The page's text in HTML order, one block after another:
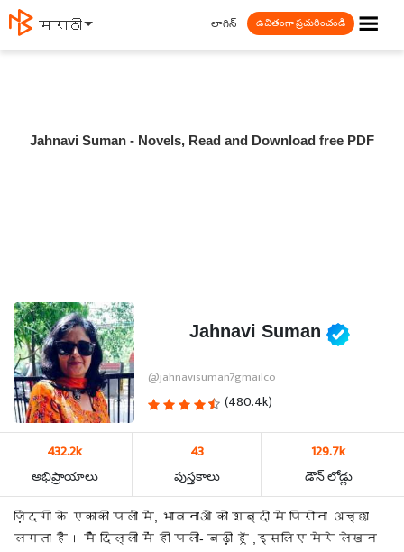
मराठी ☰
లాగిన్ ఉచితంగా ప్రచురించండి
Jahnavi Suman - Novels, Read and Download free PDF
Jahnavi Suman
@jahnavisuman7gmailco
(480.4k)
432.2k
అభిప్రాయాలు
43
పుస్తకాలు
129.7k
డౌన్ లోడ్లు
ज़िंदगी के एकाकी पलों में, भावनाओं को शब्दों में पिरोना अच्छा
लगता है। मैं दिल्ली में ही पली- बढ़ी हूँ ,इसलिए मेरे लेखन